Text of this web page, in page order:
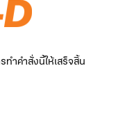
ำคำสั่งนี้ให้เสร็จสิ้น